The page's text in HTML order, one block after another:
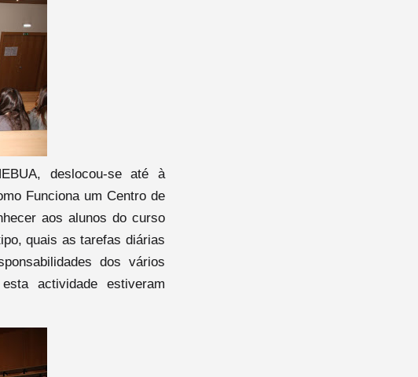
deslocou-se até à
Funciona um Centro de
aos alunos do curso
quais as tarefas diárias
dos vários
actividade estiveram